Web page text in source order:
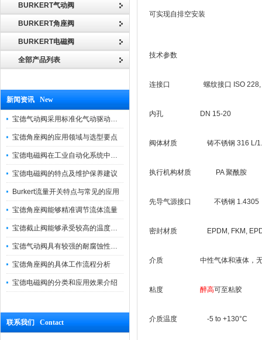
BURKERT气动阀
BURKERT角座阀
BURKERT电磁阀
全部产品列表
新闻资讯 New
宝德气动阀采用标准化气动驱动设计，可匹配各类工业气源工况
宝德角座阀的应用领域与选型要点
宝德电磁阀在工业自动化系统中的作用
宝德电磁阀的特点及维护保养建议
Burkert流量开关特点与常见的应用
宝德角座阀能够精准调节流体流量
宝德截止阀能够承受较高的温度和压力
宝德气动阀具有较强的耐腐蚀性和抗震性
宝德角座阀的具体工作流程分析
宝德电磁阀的分类和应用效果介绍
联系我们 Contact
可实现自排空安装
技术参数
连接口 螺纹接口 ISO 228,
内孔 DN 15-20
阀体材质 铸不锈钢 316 L/
执行机构材质 PA 聚酰胺
先导气源接口 不锈钢 1.4305
密封材质 EPDM, FKM,
介质 中性气体和液体，无菌
粘度 醉高可至粘胶
介质温度 -5 to +130°C